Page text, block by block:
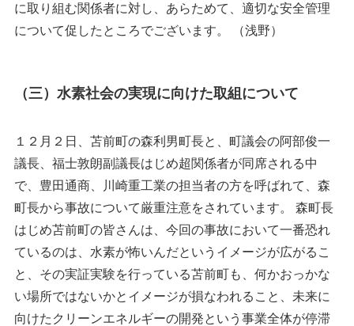
に取り組む関係者に対し、あらためて、適切な安全管理
について促したところでございます。 （浅野）
（三）水素社会の実現に向けた取組について
１２月２日、苫前町の森利男町長と、町議会の阿部俊一
議長、福士敦朗副議長はじめ超関係者が同席される中
で、豊田通商、川崎重工業の担当者の方を呼ばれて、森
町長から事故について厳重注意をされています。 森町長
はじめ苫前町の皆さんは、今回の事故において一番恐れ
ているのは、水素が怖いんだというイメージが広がるこ
と、その実証実験を行っている苫前町も、何かおっかな
い場所ではないかとイメージが損なわれること、未来に
向けたクリーンエネルギーの開発という事業全体が停滞